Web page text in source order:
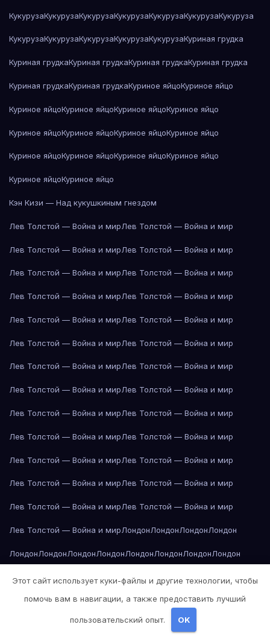
КукурузаКукурузаКукурузаКукурузаКукурузаКукурузаКукуруза
КукурузаКукурузаКукурузаКукурузаКукурузаКуриная грудка
Куриная грудкаКуриная грудкаКуриная грудкаКуриная грудка
Куриная грудкаКуриная грудкаКуриное яйцоКуриное яйцо
Куриное яйцоКуриное яйцоКуриное яйцоКуриное яйцо
Куриное яйцоКуриное яйцоКуриное яйцоКуриное яйцо
Куриное яйцоКуриное яйцоКуриное яйцоКуриное яйцо
Куриное яйцоКуриное яйцо
Кэн Кизи — Над кукушкиным гнездом
Лев Толстой — Война и мирЛев Толстой — Война и мир
Лев Толстой — Война и мирЛев Толстой — Война и мир
Лев Толстой — Война и мирЛев Толстой — Война и мир
Лев Толстой — Война и мирЛев Толстой — Война и мир
Лев Толстой — Война и мирЛев Толстой — Война и мир
Лев Толстой — Война и мирЛев Толстой — Война и мир
Лев Толстой — Война и мирЛев Толстой — Война и мир
Лев Толстой — Война и мирЛев Толстой — Война и мир
Лев Толстой — Война и мирЛев Толстой — Война и мир
Лев Толстой — Война и мирЛев Толстой — Война и мир
Лев Толстой — Война и мирЛев Толстой — Война и мир
Лев Толстой — Война и мирЛев Толстой — Война и мир
Лев Толстой — Война и мирЛев Толстой — Война и мир
Лев Толстой — Война и мирЛондонЛондонЛондонЛондон
ЛондонЛондонЛондонЛондонЛондонЛондонЛондонЛондон
Лондон Лондон Лос-Анджелес Лос-Анджелес
Лос-АнджелесЛос-АнджелесЛос-АнджелесЛос-Анджелес
Лос-АнджелесЛос-АнджелесЛос-Анджелес
Этот сайт использует куки-файлы и другие технологии, чтобы
помочь вам в навигации, а также предоставить лучший
пользовательский опыт. OK